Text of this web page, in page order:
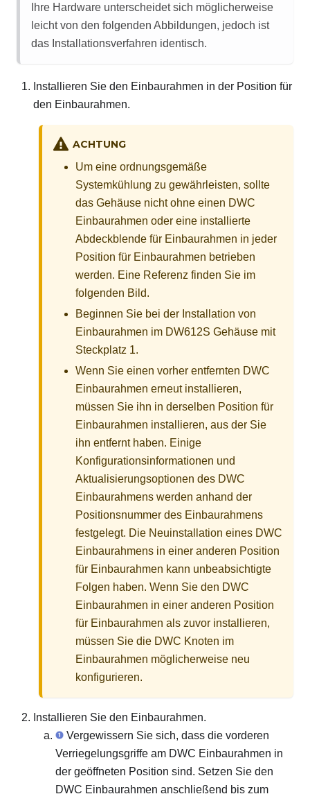
Ihre Hardware unterscheidet sich möglicherweise
leicht von den folgenden Abbildungen, jedoch ist
das Installationsverfahren identisch.
Installieren Sie den Einbaurahmen in der Position für
den Einbaurahmen.
ACHTUNG
Um eine ordnungsgemäße
Systemkühlung zu gewährleisten, sollte
das Gehäuse nicht ohne einen DWC
Einbaurahmen oder eine installierte
Abdeckblende für Einbaurahmen in jeder
Position für Einbaurahmen betrieben
werden. Eine Referenz finden Sie im
folgenden Bild.
Beginnen Sie bei der Installation von
Einbaurahmen im DW612S Gehäuse mit
Steckplatz 1.
Wenn Sie einen vorher entfernten DWC
Einbaurahmen erneut installieren,
müssen Sie ihn in derselben Position für
Einbaurahmen installieren, aus der Sie
ihn entfernt haben. Einige
Konfigurationsinformationen und
Aktualisierungsoptionen des DWC
Einbaurahmens werden anhand der
Positionsnummer des Einbaurahmens
festgelegt. Die Neuinstallation eines DWC
Einbaurahmens in einer anderen Position
für Einbaurahmen kann unbeabsichtigte
Folgen haben. Wenn Sie den DWC
Einbaurahmen in einer anderen Position
für Einbaurahmen als zuvor installieren,
müssen Sie die DWC Knoten im
Einbaurahmen möglicherweise neu
konfigurieren.
Installieren Sie den Einbaurahmen.
Vergewissern Sie sich, dass die vorderen
Verriegelungsgriffe am DWC Einbaurahmen in
der geöffneten Position sind. Setzen Sie den
DWC Einbaurahmen anschließend bis zum